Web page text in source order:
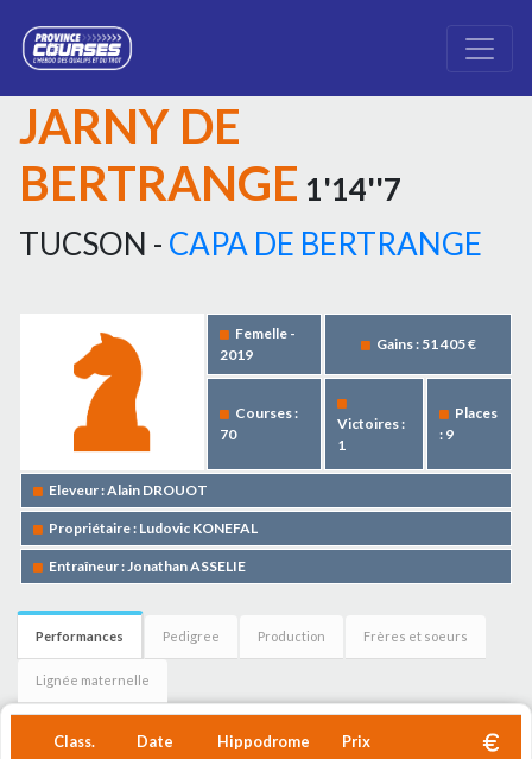
JARNY DE
BERTRANGE 1'14''7
TUCSON - CAPA DE BERTRANGE
Femelle -
2019
Gains : 51 405 €
Courses :
70
Victoires :
1
Places
: 9
Eleveur : Alain DROUOT
Propriétaire : Ludovic KONEFAL
Entraîneur : Jonathan ASSELIE
Performances Pedigree Production Frères et soeurs
Lignée maternelle
Class. Date Hippodrome Prix